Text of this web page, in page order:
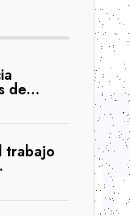
de…
trabajo